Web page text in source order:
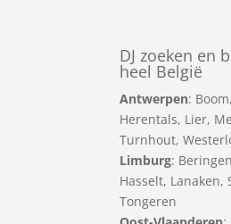
DJ zoeken en
heel België
Antwerpen: Boom,
Herentals, Lier,
Turnhout,
Limburg: Beringen
Hasselt, Lanaken,
Tongeren